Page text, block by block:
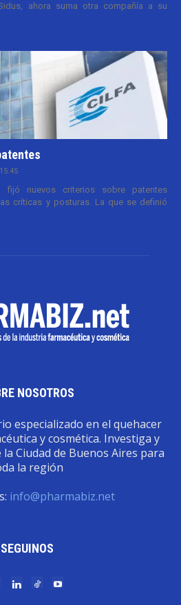
ahora suma otra compañía a su
fijó nuevos criterios sobre patentes
críticas y posturas. La que se definió
NOSOTROS
especializado en el quehacer
y cosmética. Investiga y
Ciudad de Buenos Aires para
la región
info@pharmabiz.net
SEGUINOS